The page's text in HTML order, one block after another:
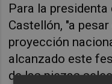
Para la
Castellón, "a
proyección
alcanzado este
de las piezas